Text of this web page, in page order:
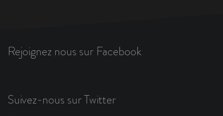
Rejoignez nous sur Facebook
Suivez-nous sur Twitter